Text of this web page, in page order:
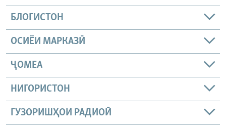
БЛОГИСТОН
ОСИЁИ МАРКАЗӢ
ҶОМEА
НИГОРИСТОН
ГУЗОРИШҲОИ РАДИОӢ